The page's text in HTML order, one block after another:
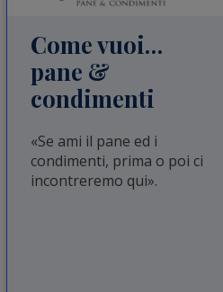
Come vuoi…
pane &
condimenti
«Se ami il pane ed i
condimenti, prima o poi ci
incontreremo qui».